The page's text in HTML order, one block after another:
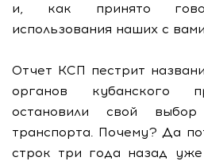
и, как принято
использования наших с
Отчет КСП пестрит
органов кубанского
остановили свой
транспорта. Почему? Да
строк три года назад